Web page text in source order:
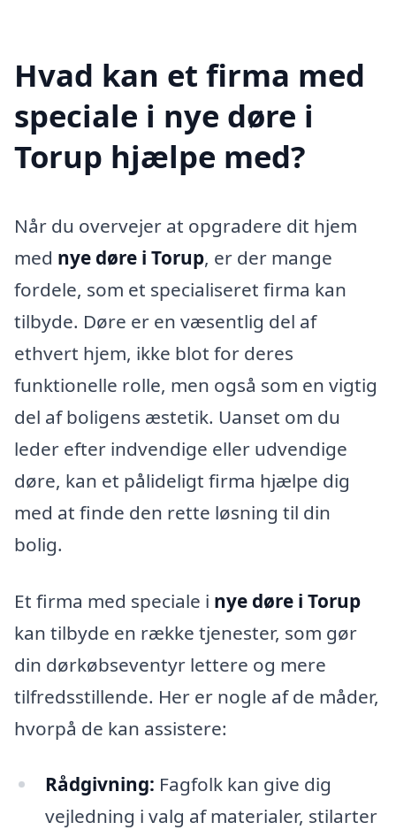
Hvad kan et firma med
speciale i nye døre i
Torup hjælpe med?
Når du overvejer at opgradere dit hjem
med nye døre i Torup, er der mange
fordele, som et specialiseret firma kan
tilbyde. Døre er en væsentlig del af
ethvert hjem, ikke blot for deres
funktionelle rolle, men også som en vigtig
del af boligens æstetik. Uanset om du
leder efter indvendige eller udvendige
døre, kan et pålideligt firma hjælpe dig
med at finde den rette løsning til din
bolig.
Et firma med speciale i nye døre i Torup
kan tilbyde en række tjenester, som gør
din dørkøbseventyr lettere og mere
tilfredsstillende. Her er nogle af de måder,
hvorpå de kan assistere:
Rådgivning: Fagfolk kan give dig
vejledning i valg af materialer, stilarter